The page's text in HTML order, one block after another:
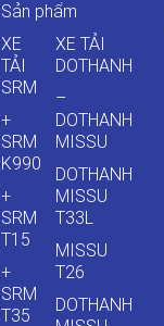
Sản phẩm
XE
TẢI
SRM
+
SRM
K990
+
SRM
T15
+
SRM
T35
XE TẢI
DOTHANH
–
DOTHANH
MISSU
DOTHANH
MISSU
T33L
MISSU
T26
DOTHANH